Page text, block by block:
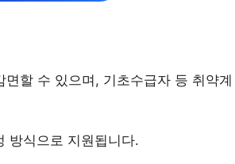
할 수 있으며, 기초수급자 등 취약계
방식으로 지원됩니다.